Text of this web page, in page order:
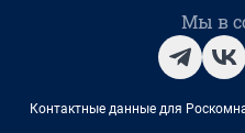
Мы в
Контактные данные для